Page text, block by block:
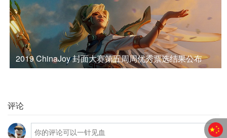
2019 ChinaJoy 封面大赛第五周周优秀票选结果公布
评论